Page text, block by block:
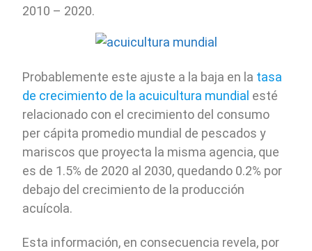
2010 – 2020.
Probablemente este ajuste a la baja en la tasa
de crecimiento de la acuicultura mundial esté
relacionado con el crecimiento del consumo
per cápita promedio mundial de pescados y
mariscos que proyecta la misma agencia, que
es de 1.5% de 2020 al 2030, quedando 0.2% por
debajo del crecimiento de la producción
acuícola.
Esta información, en consecuencia revela, por